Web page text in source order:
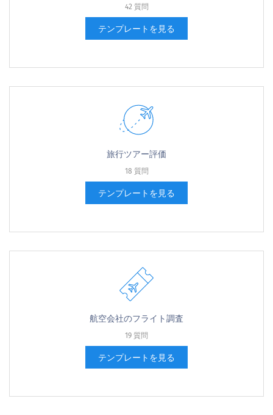
42 質問
テンプレートを見る
旅行ツアー評価
18 質問
テンプレートを見る
航空会社のフライト調査
19 質問
テンプレートを見る